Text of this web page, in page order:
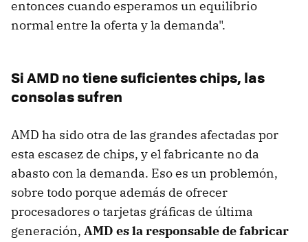
entonces cuando esperamos un equilibrio
normal entre la oferta y la demanda".
Si AMD no tiene suficientes chips, las
consolas sufren
AMD ha sido otra de las grandes afectadas por
esta escasez de chips, y el fabricante no da
abasto con la demanda. Eso es un problemón,
sobre todo porque además de ofrecer
procesadores o tarjetas gráficas de última
generación, AMD es la responsable de fabricar